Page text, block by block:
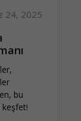
24, 2025
bu
keşfet!